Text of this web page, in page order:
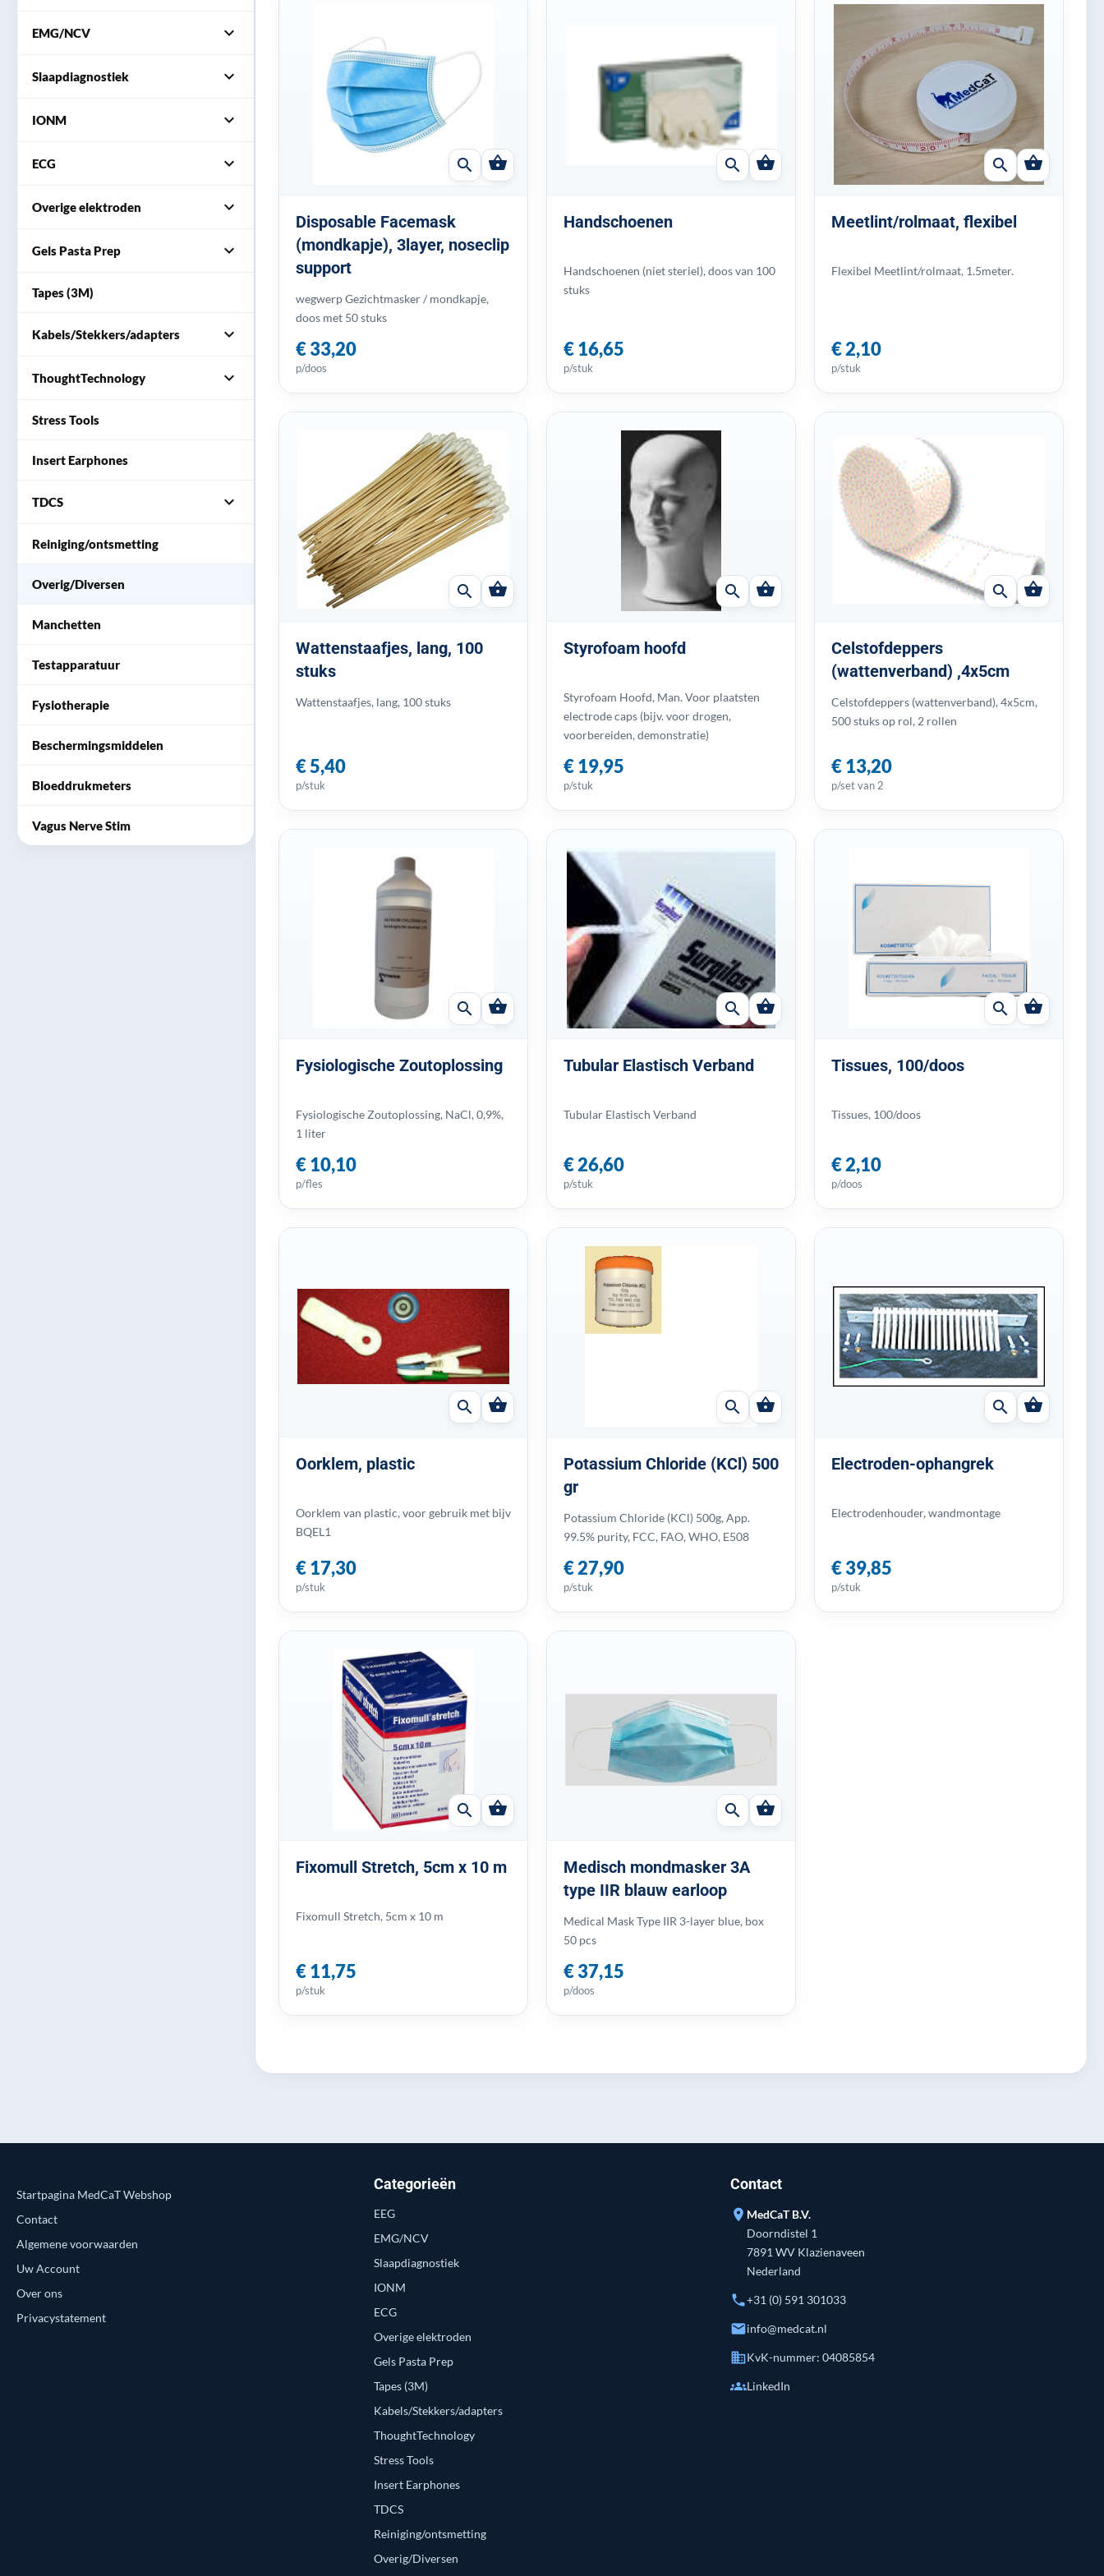
EMG/NCV expand_more
Slaapdiagnostiek expand_more
IONM expand_more
ECG expand_more
Overige elektroden expand_more
Gels Pasta Prep expand_more
Tapes (3M)
Kabels/Stekkers/adapters expand_more
ThoughtTechnology expand_more
Stress Tools
Insert Earphones
TDCS expand_more
Reiniging/ontsmetting
Overig/Diversen
Manchetten
Testapparatuur
Fysiotherapie
Beschermingsmiddelen
Bloeddrukmeters
Vagus Nerve Stim
search shopping_basket
Disposable Facemask
(mondkapje), 3layer, noseclip
support
wegwerp Gezichtmasker / mondkapje,
doos met 50 stuks
€ 33,20
p/doos
search shopping_basket
Handschoenen
Handschoenen (niet steriel), doos van 100
stuks
€ 16,65
p/stuk
search shopping_basket
Meetlint/rolmaat, flexibel
Flexibel Meetlint/rolmaat, 1.5meter.
€ 2,10
p/stuk
search shopping_basket
Wattenstaafjes, lang, 100
stuks
Wattenstaafjes, lang, 100 stuks
€ 5,40
p/stuk
search shopping_basket
Styrofoam hoofd
Styrofoam Hoofd, Man. Voor plaatsten
electrode caps (bijv. voor drogen,
voorbereiden, demonstratie)
€ 19,95
p/stuk
search shopping_basket
Celstofdeppers
(wattenverband) ,4x5cm
Celstofdeppers (wattenverband), 4x5cm,
500 stuks op rol, 2 rollen
€ 13,20
p/set van 2
search shopping_basket
Fysiologische Zoutoplossing
Fysiologische Zoutoplossing, NaCl, 0,9%,
1 liter
€ 10,10
p/fles
search shopping_basket
Tubular Elastisch Verband
Tubular Elastisch Verband
€ 26,60
p/stuk
search shopping_basket
Tissues, 100/doos
Tissues, 100/doos
€ 2,10
p/doos
search shopping_basket
Oorklem, plastic
Oorklem van plastic, voor gebruik met bijv
BQEL1
€ 17,30
p/stuk
search shopping_basket
Potassium Chloride (KCl) 500
gr
Potassium Chloride (KCl) 500g, App.
99.5% purity, FCC, FAO, WHO, E508
€ 27,90
p/stuk
search shopping_basket
Electroden-ophangrek
Electrodenhouder, wandmontage
€ 39,85
p/stuk
search shopping_basket
Fixomull Stretch, 5cm x 10 m
Fixomull Stretch, 5cm x 10 m
€ 11,75
p/stuk
search shopping_basket
Medisch mondmasker 3A
type IIR blauw earloop
Medical Mask Type IIR 3-layer blue, box
50 pcs
€ 37,15
p/doos
Startpagina MedCaT Webshop
Contact
Algemene voorwaarden
Uw Account
Over ons
Privacystatement
Categorieën
EEG
EMG/NCV
Slaapdiagnostiek
IONM
ECG
Overige elektroden
Gels Pasta Prep
Tapes (3M)
Kabels/Stekkers/adapters
ThoughtTechnology
Stress Tools
Insert Earphones
TDCS
Reiniging/ontsmetting
Overig/Diversen
Contact
location_on MedCaT B.V.
Doorndistel 1
7891 WV Klazienaveen
Nederland
phone+31 (0) 591 301033
emailinfo@medcat.nl
businessKvK-nummer: 04085854
groupsLinkedIn